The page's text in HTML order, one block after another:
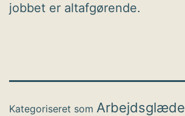
jobbet er altafgørende.
Kategoriseret som Arbejdsglæde